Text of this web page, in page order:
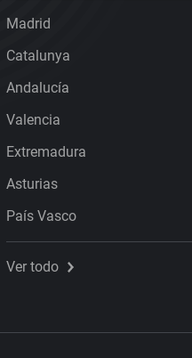
Madrid
Catalunya
Andalucía
Valencia
Extremadura
Asturias
País Vasco
Ver todo